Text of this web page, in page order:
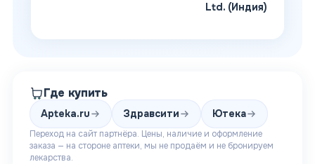
Ltd. (Индия)
Где купить
Apteka.ru Здравсити Ютека
Переход на сайт партнёра. Цены, наличие и оформление
заказа — на стороне аптеки, мы не продаём и не бронируем
лекарства.